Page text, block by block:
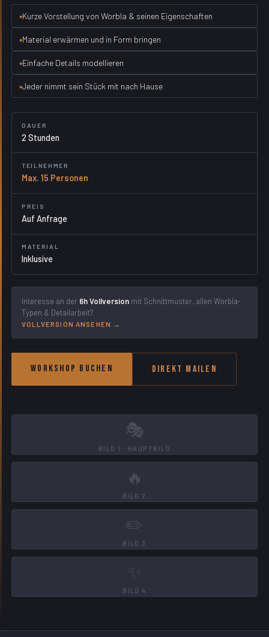
Kurze Vorstellung von Worbla & seinen Eigenschaften
Material erwärmen und in Form bringen
Einfache Details modellieren
Jeder nimmt sein Stück mit nach Hause
DAUER
2 Stunden
TEILNEHMER
Max. 15 Personen
PREIS
Auf Anfrage
MATERIAL
Inklusive
Interesse an der 6h Vollversion mit Schnittmuster, allen Worbla-
Typen & Detailarbeit?
VOLLVERSION ANSEHEN →
Workshop buchen Direkt mailen
🎭
BILD 1 · HAUPTBILD
🔥
BILD 2
✏️
BILD 3
✨
BILD 4